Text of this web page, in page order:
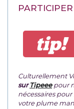
PARTICIPER
tip!
Culturellement
surTipeeepour
nécessaires
votre plume